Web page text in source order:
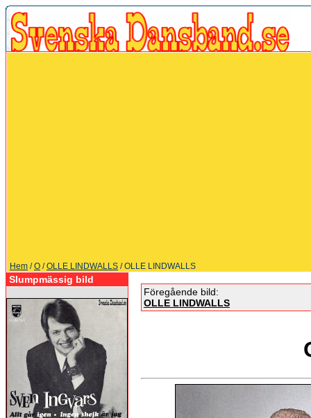
Hem /O /OLLE LINDWALLS / OLLE LINDWALLS
Slumpmässig bild
Föregående bild:
OLLE LINDWALLS